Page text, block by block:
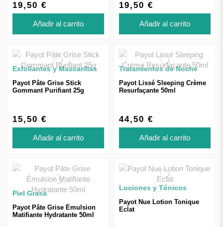
19,50 €
Añadir al carrito
19,50 €
Añadir al carrito
Exfoliantes y Mascarillas
Payot Pâte Grise Stick
Gommant Purifiant 25g
15,50 €
Añadir al carrito
Tratamientos de Noche
Payot Lissé Sleeping Crème
Resurfaçante 50ml
44,50 €
Añadir al carrito
Piel Grasa
Payot Pâte Grise Émulsion
Matifiante Hydratante 50ml
Lociones y Tónicos
Payot Nue Lotion Tonique
Eclat